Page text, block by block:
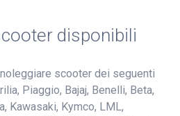
disponibili
scooter dei seguenti
Piaggio, Bajaj, Benelli, Beta,
Kawasaki, Kymco, LML,